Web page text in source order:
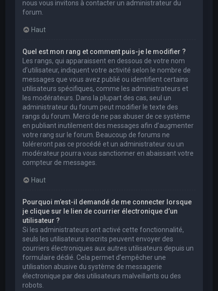
nous vous invitons à contacter un administrateur du
forum.
Haut
Quel est mon rang et comment puis-je le modifier ?
Les rangs, qui apparaissent en dessous de votre nom
d’utilisateur, indiquent votre activité selon le nombre de
messages que vous avez publié ou identifient certains
utilisateurs spécifiques, comme les administrateurs et
les modérateurs. Dans la plupart des cas, seul un
administrateur du forum peut modifier le texte des
rangs du forum. Merci de ne pas abuser de ce système
en publiant inutilement des messages afin d’augmenter
votre rang sur le forum. Beaucoup de forums ne
toléreront pas ce procédé et un administrateur ou un
modérateur pourra vous sanctionner en abaissant votre
compteur de messages.
Haut
Pourquoi m’est-il demandé de me connecter lorsque
je clique sur le lien de courrier électronique d’un
utilisateur ?
Si les administrateurs ont activé cette fonctionnalité,
seuls les utilisateurs inscrits peuvent envoyer des
courriers électroniques aux autres utilisateurs depuis un
formulaire dédié. Cela permet d’empêcher une
utilisation abusive du système de messagerie
électronique par des utilisateurs malveillants ou des
robots.